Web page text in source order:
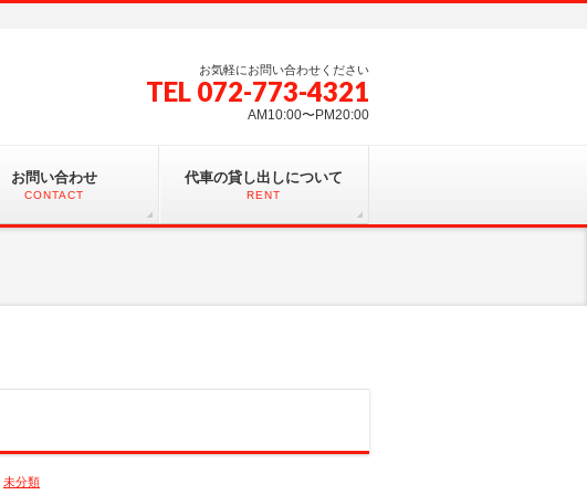
お気軽にお問い合わせください
TEL 072-773-4321
AM10:00〜PM20:00
お問い合わせ
CONTACT
代車の貸し出しについて
RENT
未分類